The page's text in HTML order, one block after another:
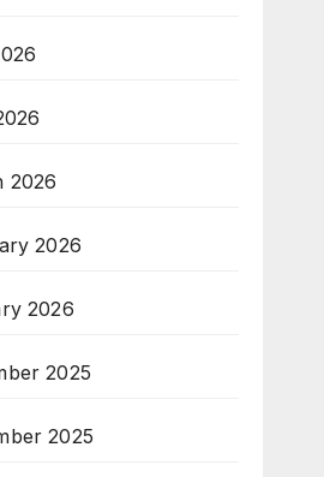
2026
2026
2026
2025
2025